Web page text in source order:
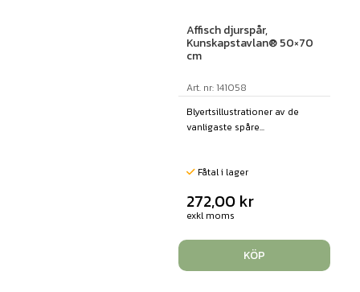
Affisch djurspår,
Kunskapstavlan® 50×70
cm
Art. nr: 141058
Blyertsillustrationer av de
vanligaste spåre...
Fåtal i lager
272,00 kr
exkl moms
KÖP